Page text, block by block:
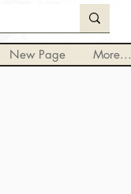
New Page More...